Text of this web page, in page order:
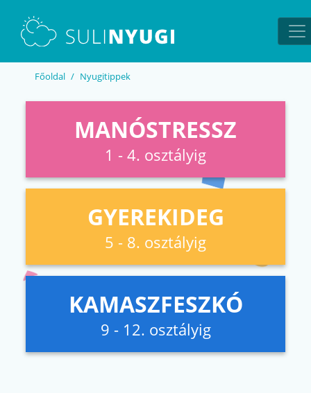
Főoldal Nyugitippek
MANÓSTRESSZ
1 - 4. osztályig
GYEREKIDEG
5 - 8. osztályig
KAMASZFESZKÓ
9 - 12. osztályig